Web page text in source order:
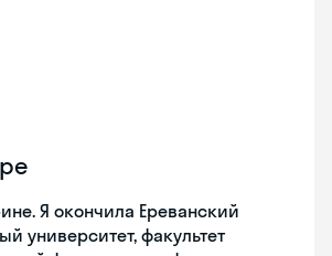
Я окончила Ереванский
университет, факультет